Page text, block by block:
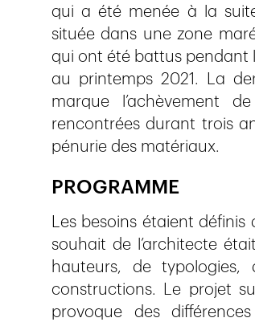
qui a été menée à la
située dans une zone
qui ont été battus pendant
au printemps 2021. La
marque l’achèvement
rencontrées durant trois
pénurie des matériaux.
PROGRAMME
Les besoins étaient
souhait de l’architecte
hauteurs, de typologies,
constructions. Le projet
provoque des